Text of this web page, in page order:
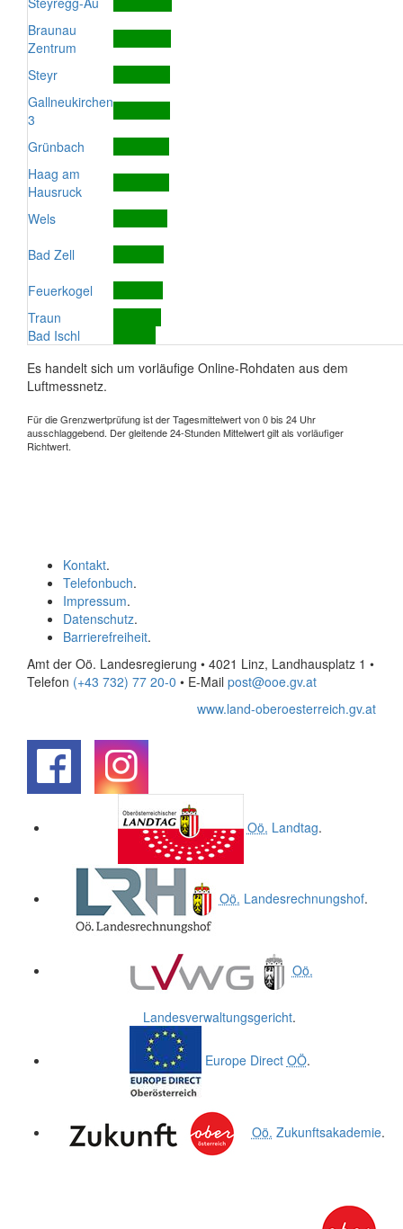
Braunau
Zentrum
Steyr
Gallneukirchen
3
Grünbach
Haag am
Hausruck
Wels
Bad Zell
Feuerkogel
Traun
Bad Ischl
Es handelt sich um vorläufige Online-Rohdaten aus dem
Luftmessnetz.
Für die Grenzwertprüfung ist der Tagesmittelwert von 0 bis 24 Uhr
ausschlaggebend. Der gleitende 24-Stunden Mittelwert gilt als vorläufiger
Richtwert.
Kontakt.
Telefonbuch.
Impressum.
Datenschutz.
Barrierefreiheit.
Amt der Oö. Landesregierung • 4021 Linz, Landhausplatz 1 •
Telefon (+43 732) 77 20-0 • E-Mail post@ooe.gv.at
www.land-oberoesterreich.gv.at
Oö. Landtag.
Oö. Landesrechnungshof.
Oö.
Landesverwaltungsgericht.
Europe Direct OÖ.
Oö. Zukunftsakademie.